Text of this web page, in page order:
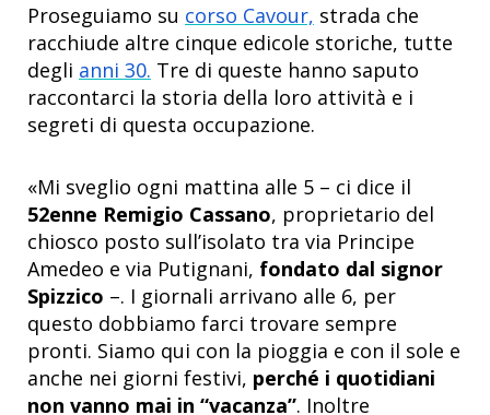
Proseguiamo su corso Cavour, strada che
racchiude altre cinque edicole storiche, tutte
degli anni 30. Tre di queste hanno saputo
raccontarci la storia della loro attività e i
segreti di questa occupazione.
«Mi sveglio ogni mattina alle 5 – ci dice il
52enne Remigio Cassano, proprietario del
chiosco posto sull’isolato tra via Principe
Amedeo e via Putignani, fondato dal signor
Spizzico –. I giornali arrivano alle 6, per
questo dobbiamo farci trovare sempre
pronti. Siamo qui con la pioggia e con il sole e
anche nei giorni festivi, perché i quotidiani
non vanno mai in “vacanza”. Inoltre